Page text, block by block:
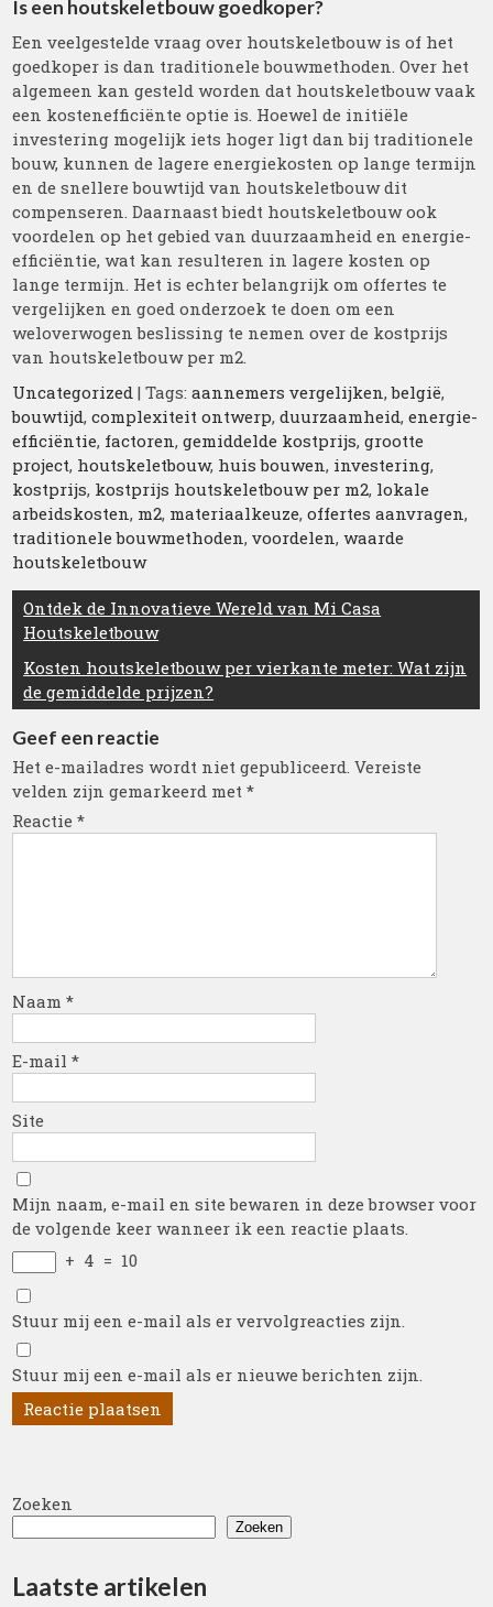
Is een houtskeletbouw goedkoper?
Een veelgestelde vraag over houtskeletbouw is of het
goedkoper is dan traditionele bouwmethoden. Over het
algemeen kan gesteld worden dat houtskeletbouw vaak
een kostenefficiënte optie is. Hoewel de initiële
investering mogelijk iets hoger ligt dan bij traditionele
bouw, kunnen de lagere energiekosten op lange termijn
en de snellere bouwtijd van houtskeletbouw dit
compenseren. Daarnaast biedt houtskeletbouw ook
voordelen op het gebied van duurzaamheid en energie-
efficiëntie, wat kan resulteren in lagere kosten op
lange termijn. Het is echter belangrijk om offertes te
vergelijken en goed onderzoek te doen om een
weloverwogen beslissing te nemen over de kostprijs
van houtskeletbouw per m2.
Uncategorized | Tags:aannemers vergelijken,belgië,
bouwtijd,complexiteit ontwerp,duurzaamheid,energie-
efficiëntie, factoren,gemiddelde kostprijs,grootte
project, houtskeletbouw, huis bouwen, investering,
kostprijs, kostprijs houtskeletbouw per m2, lokale
arbeidskosten, m2, materiaalkeuze,offertes aanvragen,
traditionele bouwmethoden,voordelen,waarde
houtskeletbouw
Berichtnavigatie
Ontdek de Innovatieve Wereld van Mi Casa
Houtskeletbouw
Kosten houtskeletbouw per vierkante meter: Wat zijn
de gemiddelde prijzen?
Geef een reactie
Het e-mailadres wordt niet gepubliceerd. Vereiste
velden zijn gemarkeerd met*
Reactie*
Naam*
E-mail*
Site
Mijn naam, e-mail en site bewaren in deze browser voor
de volgende keer wanneer ik een reactie plaats.
+ 4 = 10
Stuur mij een e-mail als er vervolgreacties zijn.
Stuur mij een e-mail als er nieuwe berichten zijn.
Zoeken
Zoeken
Laatste artikelen